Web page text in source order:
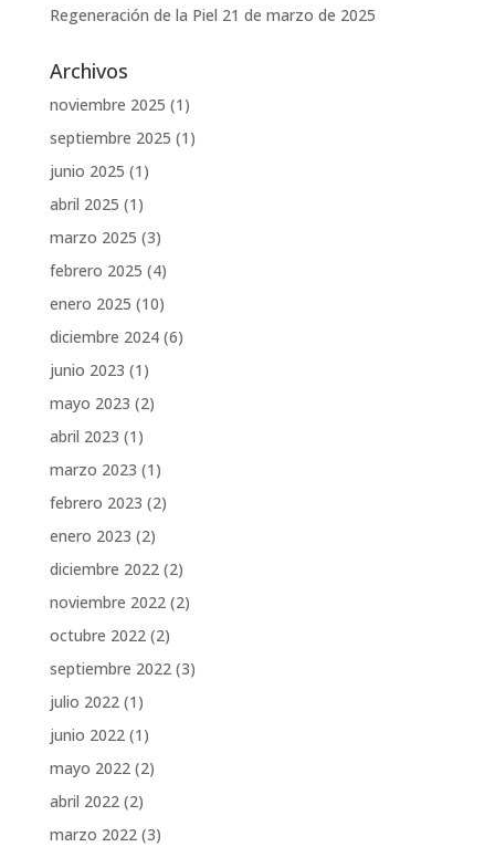
Regeneración de la Piel 21 de marzo de 2025
Archivos
noviembre 2025 (1)
septiembre 2025 (1)
junio 2025 (1)
abril 2025 (1)
marzo 2025 (3)
febrero 2025 (4)
enero 2025 (10)
diciembre 2024(6)
junio 2023 (1)
mayo 2023 (2)
abril 2023 (1)
marzo 2023 (1)
febrero 2023 (2)
enero 2023 (2)
diciembre 2022(2)
noviembre 2022(2)
octubre 2022(2)
septiembre 2022(3)
julio 2022(1)
junio 2022(1)
mayo 2022(2)
abril 2022(2)
marzo 2022(3)